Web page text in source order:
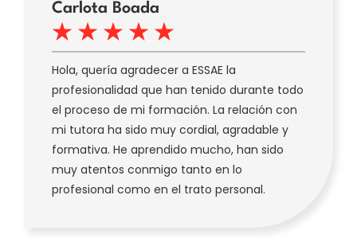
Carlota Boada
Hola, quería agradecer a ESSAE la
profesionalidad que han tenido durante todo
el proceso de mi formación. La relación con
mi tutora ha sido muy cordial, agradable y
formativa. He aprendido mucho, han sido
muy atentos conmigo tanto en lo
profesional como en el trato personal.